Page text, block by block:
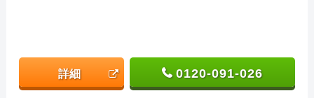
詳細 0120-091-026